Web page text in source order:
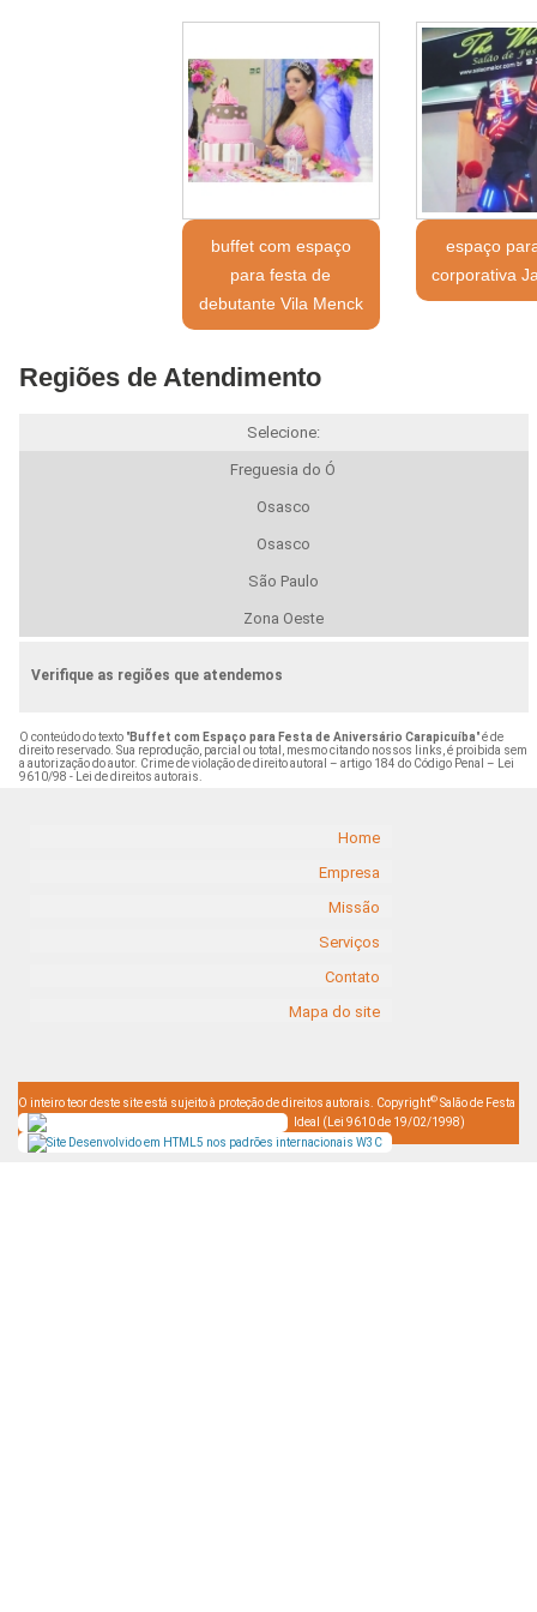
buffet com espaço
para festa de
debutante Vila Menck
espaço
corporativa
Regiões de Atendimento
Selecione:
Freguesia do Ó
Osasco
Osasco
São Paulo
Zona Oeste
Verifique as regiões que atendemos
O conteúdo do texto "Buffet com Espaço para Festa de Aniversário Carapicuíba" é de
direito reservado. Sua reprodução, parcial ou total, mesmo citando nossos links, é proibida sem
a autorização do autor. Crime de violação de direito autoral – artigo 184 do Código Penal –
Lei
9610/98 - Lei de direitos autorais
Home
Empresa
Missão
Serviços
Contato
Mapa do site
O inteiro teor deste site está sujeito à proteção de direitos autorais. Copyright© Salão de Festa
Ideal (Lei 9610 de 19/02/1998)